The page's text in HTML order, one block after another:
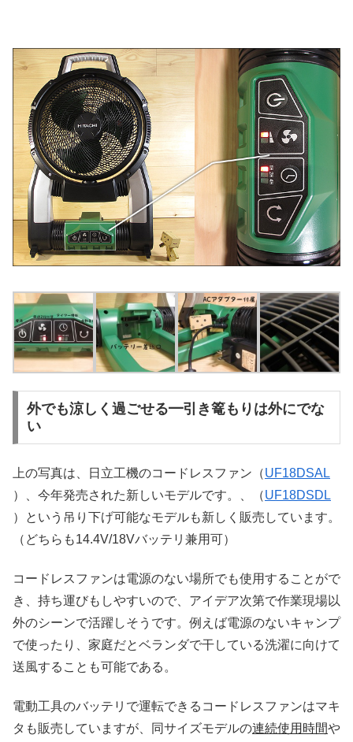
外でも涼しく過ごせる━引き篭もりは外にでな
い
上の写真は、日立工機のコードレスファン（UF18DSAL
）、今年発売された新しいモデルです。、（UF18DSDL
）という吊り下げ可能なモデルも新しく販売しています。
（どちらも14.4V/18Vバッテリ兼用可）
コードレスファンは電源のない場所でも使用することがで
き、持ち運びもしやすいので、アイデア次第で作業現場以
外のシーンで活躍しそうです。例えば電源のないキャンプ
で使ったり、家庭だとベランダで干している洗濯に向けて
送風することも可能である。
電動工具のバッテリで運転できるコードレスファンはマキ
タも販売していますが、同サイズモデルの連続使用時間や